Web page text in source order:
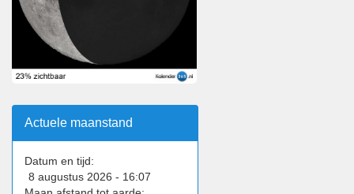
Actuele maanstand
Datum en tijd:
8 augustus 2026 - 16:07